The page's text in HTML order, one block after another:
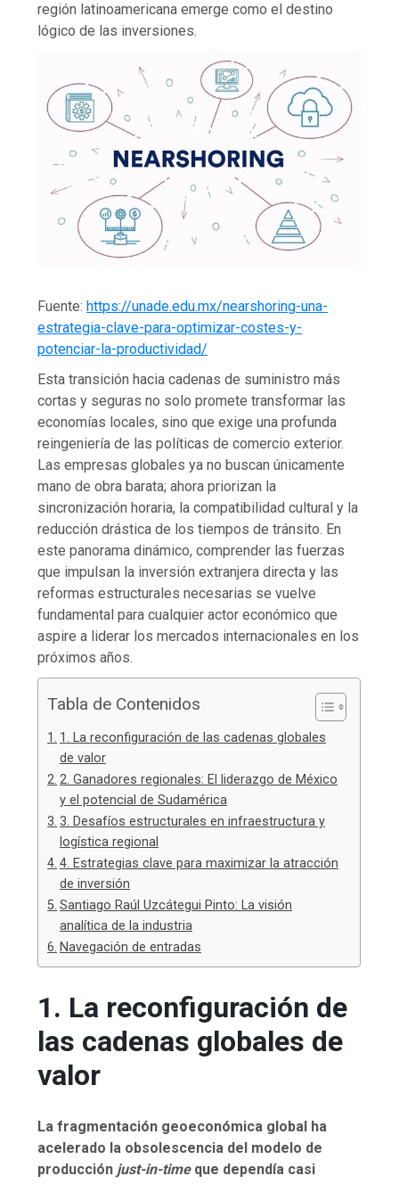
región latinoamericana emerge como el destino
lógico de las inversiones.
Fuente:https://unade.edu.mx/nearshoring-una-
estrategia-clave-para-optimizar-costes-y-
potenciar-la-productividad/
Esta transición hacia cadenas de suministro más
cortas y seguras no solo promete transformar las
economías locales, sino que exige una profunda
reingeniería de las políticas de comercio exterior.
Las empresas globales ya no buscan únicamente
mano de obra barata; ahora priorizan la
sincronización horaria, la compatibilidad cultural y la
reducción drástica de los tiempos de tránsito. En
este panorama dinámico, comprender las fuerzas
que impulsan la inversión extranjera directa y las
reformas estructurales necesarias se vuelve
fundamental para cualquier actor económico que
aspire a liderar los mercados internacionales en los
próximos años.
Tabla de Contenidos
1. La reconfiguración de las cadenas globales
de valor
2. Ganadores regionales: El liderazgo de México
y el potencial de Sudamérica
3. Desafíos estructurales en infraestructura y
logística regional
4. Estrategias clave para maximizar la atracción
de inversión
Santiago Raúl Uzcátegui Pinto: La visión
analítica de la industria
Navegación de entradas
1. La reconfiguración de
las cadenas globales de
valor
La fragmentación geoeconómica global ha
acelerado la obsolescencia del modelo de
producción just-in-timeque dependía casi